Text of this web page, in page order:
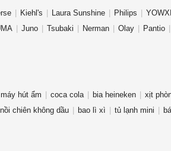
Kiehl's Laura Sunshine Philips YOWXII
Juno Tsubaki Nerman Olay Pantio
máy hút ẩm coca cola bia heineken xịt
nồi chiên không dầu bao lì xì tủ lạnh mini